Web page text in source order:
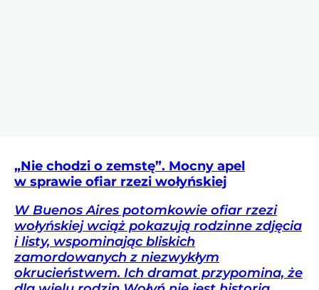
„Nie chodzi o zemstę”. Mocny apel
w sprawie ofiar rzezi wołyńskiej
W Buenos Aires potomkowie ofiar rzezi
wołyńskiej wciąż pokazują rodzinne zdjęcia
i listy, wspominając bliskich
zamordowanych z niezwykłym
okrucieństwem. Ich dramat przypomina, że